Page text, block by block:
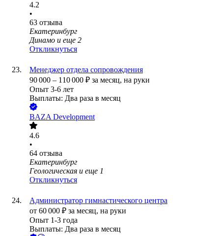
4.2
•
63 отзыва
Екатеринбург
Динамо и еще 2
Откликнуться
Менеджер отдела сопровождения
90 000 – 110 000 ₽ за месяц, на руки
Опыт 3-6 лет
Выплаты: Два раза в месяц
BAZA Development
4.6
•
64 отзыва
Екатеринбург
Геологическая и еще 1
Откликнуться
Администратор гимнастического центра
от 60 000 ₽ за месяц, на руки
Опыт 1-3 года
Выплаты: Два раза в месяц